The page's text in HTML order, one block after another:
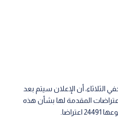
أن الإعلان سيتم بعد
المقدمة لها بشأن هذه